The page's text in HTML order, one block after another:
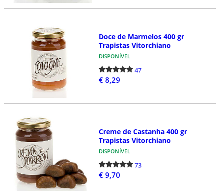
Doce de Marmelos 400 gr
Trapistas Vitorchiano
DISPONÍVEL
47
€ 8,29
Creme de Castanha 400 gr
Trapistas Vitorchiano
DISPONÍVEL
73
€ 9,70